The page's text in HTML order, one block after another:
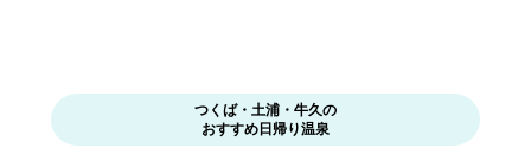
つくば・土浦・牛久の
おすすめ日帰り温泉